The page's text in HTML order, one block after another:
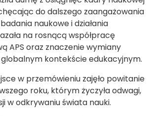
do dalszego zaangażowania
naukowe i działania
na rosnącą współpracę
APS oraz znaczenie wymiany
kontekście edukacyjnym.
w przemówieniu zajęło powitanie
roku, którym życzyła odwagi,
w odkrywaniu świata nauki.